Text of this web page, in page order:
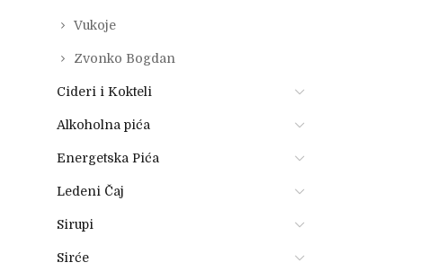
Vukoje
Zvonko Bogdan
Cideri i Kokteli
Alkoholna pića
Energetska Pića
Ledeni Čaj
Sirupi
Sirće